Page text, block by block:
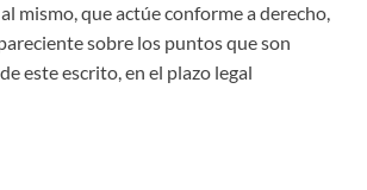
mismo, que actúe conforme a derecho,
sobre los puntos que son
este escrito, en el plazo legal